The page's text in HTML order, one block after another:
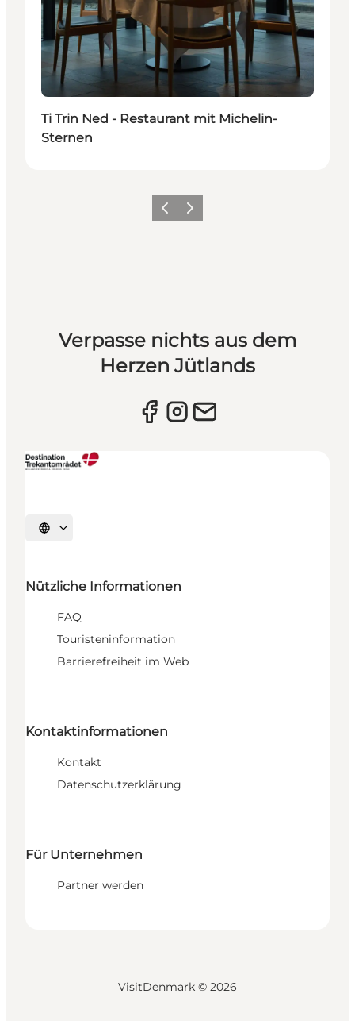
Ti Trin Ned - Restaurant mit Michelin-
Sternen
Vorherige Folie
Nächste Folie
Verpasse nichts aus dem
Herzen Jütlands
Sprache auswählen
Nützliche Informationen
FAQ
Touristeninformation
Barrierefreiheit im Web
Kontaktinformationen
Kontakt
Datenschutzerklärung
Für Unternehmen
Partner werden
VisitDenmark © 2026